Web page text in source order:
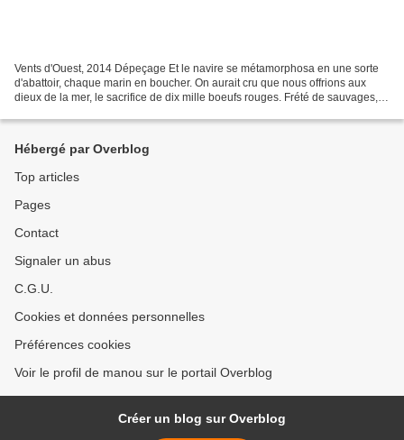
Vents d'Ouest, 2014 Dépeçage Et le navire se métamorphosa en une sorte
d'abattoir, chaque marin en boucher. On aurait cru que nous offrions aux
dieux de la mer, le sacrifice de dix mille boeufs rouges. Frété de sauvages,
Hébergé par Overblog
Top articles
Pages
Contact
Signaler un abus
C.G.U.
Cookies et données personnelles
Préférences cookies
Voir le profil de manou sur le portail Overblog
Créer un blog sur Overblog